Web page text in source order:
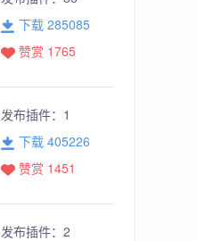
下载 285085
赞赏 1765
发布插件： 1
下载 405226
赞赏 1451
发布插件： 2